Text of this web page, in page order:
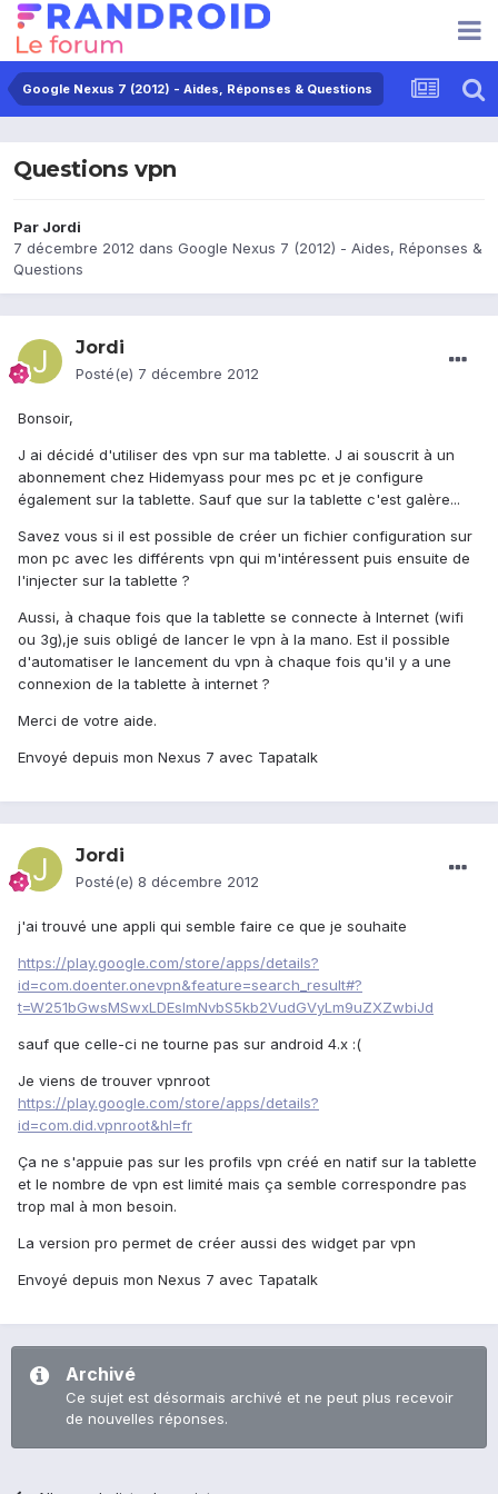
Google Nexus 7 (2012) - Aides, Réponses & Questions
Questions vpn
Par Jordi
7 décembre 2012 dans Google Nexus 7 (2012) - Aides, Réponses &
Questions
Jordi
Posté(e) 7 décembre 2012
Bonsoir,
J ai décidé d'utiliser des vpn sur ma tablette. J ai souscrit à un
abonnement chez Hidemyass pour mes pc et je configure
également sur la tablette. Sauf que sur la tablette c'est galère...
Savez vous si il est possible de créer un fichier configuration sur
mon pc avec les différents vpn qui m'intéressent puis ensuite de
l'injecter sur la tablette ?
Aussi, à chaque fois que la tablette se connecte à Internet (wifi
ou 3g),je suis obligé de lancer le vpn à la mano. Est il possible
d'automatiser le lancement du vpn à chaque fois qu'il y a une
connexion de la tablette à internet ?
Merci de votre aide.
Envoyé depuis mon Nexus 7 avec Tapatalk
Jordi
Posté(e) 8 décembre 2012
j'ai trouvé une appli qui semble faire ce que je souhaite
https://play.google.com/store/apps/details?
id=com.doenter.onevpn&feature=search_result#?
t=W251bGwsMSwxLDEsImNvbS5kb2VudGVyLm9uZXZwbiJd
sauf que celle-ci ne tourne pas sur android 4.x :(
Je viens de trouver vpnroot
https://play.google.com/store/apps/details?
id=com.did.vpnroot&hl=fr
Ça ne s'appuie pas sur les profils vpn créé en natif sur la tablette
et le nombre de vpn est limité mais ça semble correspondre pas
trop mal à mon besoin.
La version pro permet de créer aussi des widget par vpn
Envoyé depuis mon Nexus 7 avec Tapatalk
Archivé
Ce sujet est désormais archivé et ne peut plus recevoir
de nouvelles réponses.